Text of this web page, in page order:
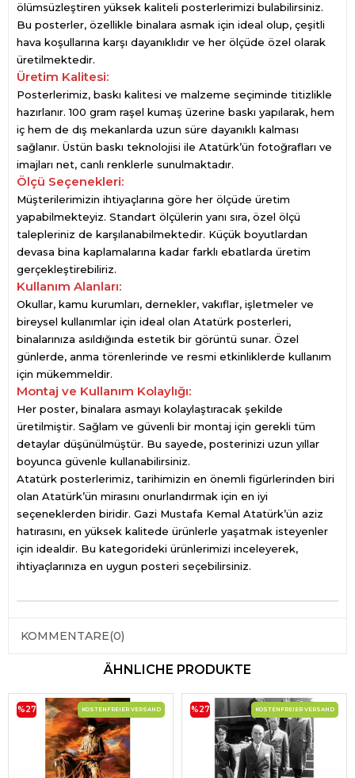
ölümsüzleştiren yüksek kaliteli posterlerimizi bulabilirsiniz.
Bu posterler, özellikle binalara asmak için ideal olup, çeşitli
hava koşullarına karşı dayanıklıdır ve her ölçüde özel olarak
üretilmektedir.
Üretim Kalitesi:
Posterlerimiz, baskı kalitesi ve malzeme seçiminde titizlikle
hazırlanır. 100 gram raşel kumaş üzerine baskı yapılarak, hem
iç hem de dış mekanlarda uzun süre dayanıklı kalması
sağlanır. Üstün baskı teknolojisi ile Atatürk’ün fotoğrafları ve
imajları net, canlı renklerle sunulmaktadır.
Ölçü Seçenekleri:
Müşterilerimizin ihtiyaçlarına göre her ölçüde üretim
yapabilmekteyiz. Standart ölçülerin yanı sıra, özel ölçü
talepleriniz de karşılanabilmektedir. Küçük boyutlardan
devasa bina kaplamalarına kadar farklı ebatlarda üretim
gerçekleştirebiliriz.
Kullanım Alanları:
Okullar, kamu kurumları, dernekler, vakıflar, işletmeler ve
bireysel kullanımlar için ideal olan Atatürk posterleri,
binalarınıza asıldığında estetik bir görüntü sunar. Özel
günlerde, anma törenlerinde ve resmi etkinliklerde kullanım
için mükemmeldir.
Montaj ve Kullanım Kolaylığı:
Her poster, binalara asmayı kolaylaştıracak şekilde
üretilmiştir. Sağlam ve güvenli bir montaj için gerekli tüm
detaylar düşünülmüştür. Bu sayede, posterinizi uzun yıllar
boyunca güvenle kullanabilirsiniz.
Atatürk posterlerimiz, tarihimizin en önemli figürlerinden biri
olan Atatürk’ün mirasını onurlandırmak için en iyi
seçeneklerden biridir. Gazi Mustafa Kemal Atatürk’ün aziz
hatırasını, en yüksek kalitede ürünlerle yaşatmak isteyenler
için idealdir. Bu kategorideki ürünlerimizi inceleyerek,
ihtiyaçlarınıza en uygun posteri seçebilirsiniz.
KOMMENTARE(0)
ÄHNLICHE PRODUKTE
%27 KOSTENFREIER VERSAND %27 KOSTENFREIER VERSAND